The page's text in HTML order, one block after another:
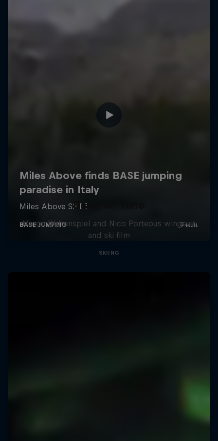
Bang on Time
Marco Waltenspiel and Nico Porteous wingsuit
and ski film
SKIING